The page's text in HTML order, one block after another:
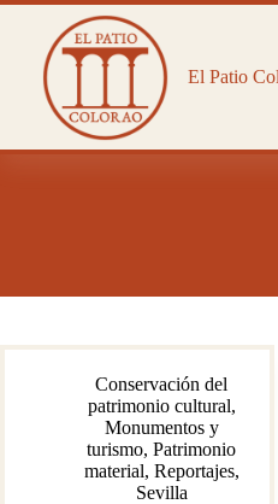
Saltar
contenido
El Patio
Conservación del
patrimonio cultural,
Monumentos y
turismo,Patrimonio
material, Reportajes,
Sevilla